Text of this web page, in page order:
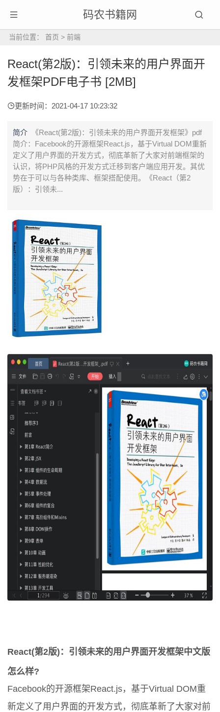
码农书籍网
当前位置： 首页 > 前端
React(第2版)：引领未来的用户界面开
发框架PDF电子书 [2MB]
更新时间：2021-04-17 10:23:32
简介
《React(第2版)：引领未来的用户界面开发框架》pdf
简介：Facebook的开源框架React.js，基于Virtual DOM重新
定义了用户界面的开发方式，彻底革新了大家对前端框架的
认识，将PHP风格的开发方式迁移到客户端应用开发。其优
势在于可以与各种类库、框架搭配使用。《React（第2
版）：引领未...
React(第2版)：引领未来的用户界面开发框架中文版
怎么样?
Facebook的开源框架React.js，基于Virtual DOM重
新定义了用户界面的开发方式，彻底革新了大家对前